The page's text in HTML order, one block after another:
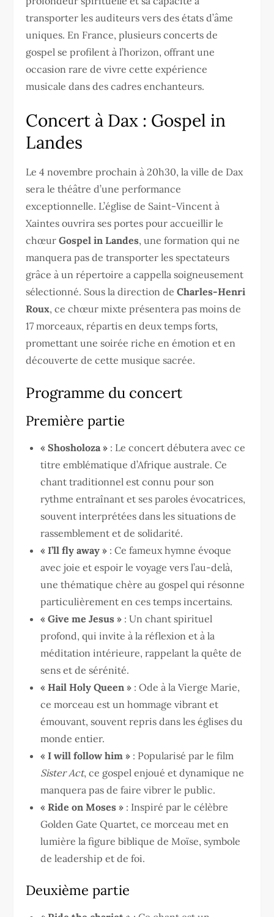
transporter les auditeurs vers des états d’âme
uniques. En France, plusieurs concerts de
gospel se profilent à l’horizon, offrant une
occasion rare de vivre cette expérience
musicale dans des cadres enchanteurs.
Concert à Dax : Gospel in
Landes
Le 4 novembre prochain à 20h30, la ville de Dax
sera le théâtre d’une performance
exceptionnelle. L’église de Saint-Vincent à
Xaintes ouvrira ses portes pour accueillir le
chœurGospel in Landes, une formation qui ne
manquera pas de transporter les spectateurs
grâce à un répertoire a cappella soigneusement
sélectionné. Sous la direction deCharles-Henri
Roux, ce chœur mixte présentera pas moins de
17 morceaux, répartis en deux temps forts,
promettant une soirée riche en émotion et en
découverte de cette musique sacrée.
Programme du concert
Première partie
« Shosholoza » : Le concert débutera avec ce
titre emblématique d’Afrique australe. Ce
chant traditionnel est connu pour son
rythme entraînant et ses paroles évocatrices,
souvent interprétées dans les situations de
rassemblement et de solidarité.
« I’ll fly away » : Ce fameux hymne évoque
avec joie et espoir le voyage vers l’au-delà,
une thématique chère au gospel qui résonne
particulièrement en ces temps incertains.
« Give me Jesus » : Un chant spirituel
profond, qui invite à la réflexion et à la
méditation intérieure, rappelant la quête de
sens et de sérénité.
« Hail Holy Queen » : Ode à la Vierge Marie,
ce morceau est un hommage vibrant et
émouvant, souvent repris dans les églises du
monde entier.
« I will follow him » : Popularisé par le film
Sister Act, ce gospel enjoué et dynamique ne
manquera pas de faire vibrer le public.
« Ride on Moses » : Inspiré par le célèbre
Golden Gate Quartet, ce morceau met en
lumière la figure biblique de Moïse, symbole
de leadership et de foi.
Deuxième partie